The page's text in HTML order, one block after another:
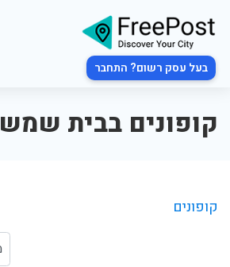
בעל עסק רשום? התחבר
קופונים בבית שמש
קופונים